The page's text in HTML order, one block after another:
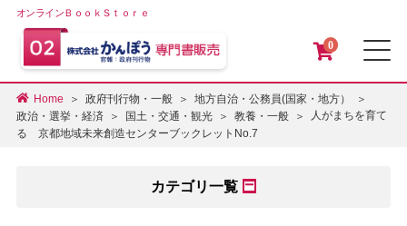
オンラインＢｏｏｋＳｔｏｒｅ
0
Home 政府刊行物・一般
地方自治・公務員(国家・地方）
政治・選挙・経済
国土・交通・観光 教養・一般
人がまちを育て
る 京都地域未来創造センターブックレットNo.7
カテゴリ一覧